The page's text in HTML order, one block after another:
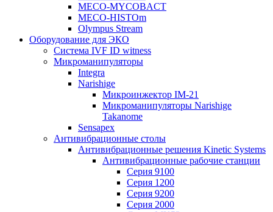
MECO-MYCOBACT
MECO-HISTOm
Olympus Stream
Оборудование для ЭКО
Система IVF ID witness
Микроманипуляторы
Integra
Narishige
Микроинжектор IM-21
Микроманипуляторы Narishige
Takanome
Sensapex
Антивибрационные столы
Антивибрационные решения Kinetic Systems
Антивибрационные рабочие станции
Серия 9100
Серия 1200
Серия 9200
Серия 2000